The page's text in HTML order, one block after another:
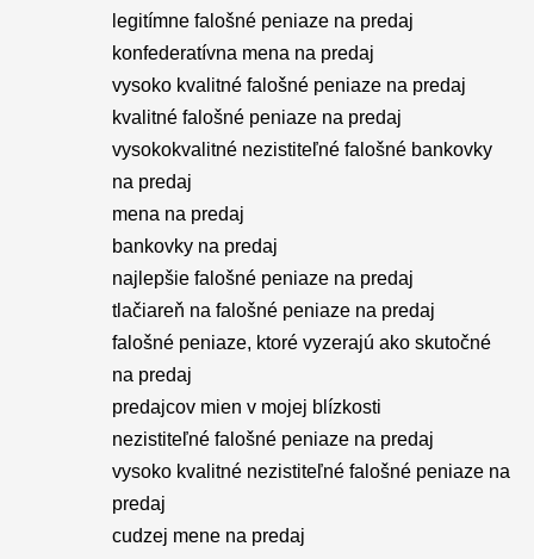
legitímne falošné peniaze na predaj
konfederatívna mena na predaj
vysoko kvalitné falošné peniaze na predaj
kvalitné falošné peniaze na predaj
vysokokvalitné nezistiteľné falošné bankovky
na predaj
mena na predaj
bankovky na predaj
najlepšie falošné peniaze na predaj
tlačiareň na falošné peniaze na predaj
falošné peniaze, ktoré vyzerajú ako skutočné
na predaj
predajcov mien v mojej blízkosti
nezistiteľné falošné peniaze na predaj
vysoko kvalitné nezistiteľné falošné peniaze na
predaj
cudzej mene na predaj